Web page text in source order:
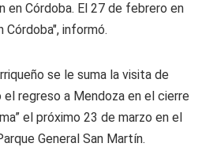
en Córdoba. El 27 de febrero en
Córdoba", informó.
se le suma la visita de
el regreso a Mendoza en el cierre
el próximo 23 de marzo en el
General San Martín.